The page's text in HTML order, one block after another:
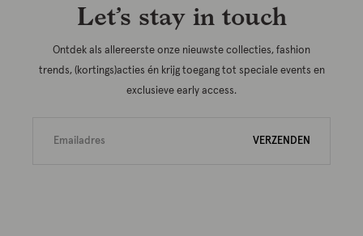
Let’s stay in touch
Ontdek als allereerste onze nieuwste collecties, fashion
trends, (kortings)acties én krijg toegang tot speciale events en
exclusieve early access.
VERZENDEN